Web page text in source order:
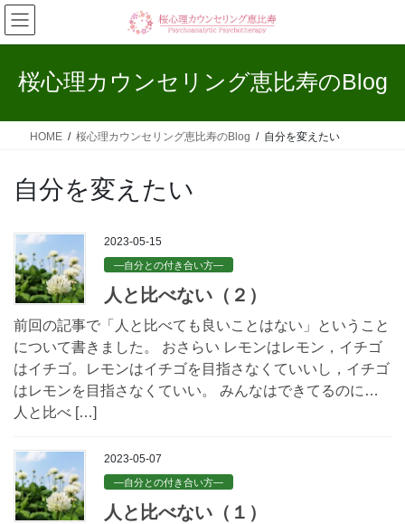
コ
ン
テ
ス
ナ
ビ
ゲ
ン
桜心理カウンセリング恵比寿のBlog
HOME 桜心理カウンセリング恵比寿のBlog 自分を変えたい
自分を変えたい
2023-05-15
—自分との付き合い方—
人と比べない（２）
前回の記事で「人と比べても良いことはない」ということ
について書きました。 おさらい レモンはレモン，イチゴ
はイチゴ。レモンはイチゴを目指さなくていいし，イチゴ
はレモンを目指さなくていい。 みんなはできてるのに…
人と比べ […]
2023-05-07
—自分との付き合い方—
人と比べない（１）